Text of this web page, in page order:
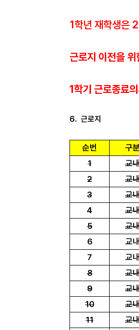
1학년 재학생은
근로지 이전을
1학기 근로종료
6. 근로지
순번 구분
1
교
2
교
3
교
4
교
5
교
6
교내
7
교내
8
교
9
교
10
교
11
교